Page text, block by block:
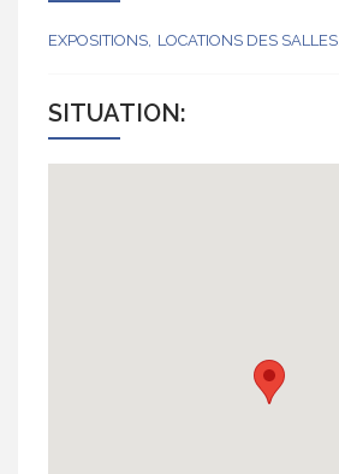
EXPOSITIONS LOCATIONS DES SALLES
SITUATION: